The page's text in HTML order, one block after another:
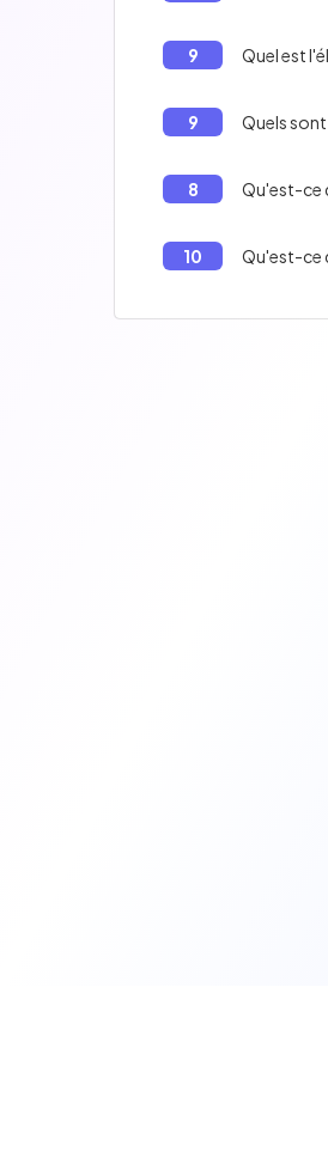
9 Quel est
9 Quels
8 Qu'est-ce
10 Qu'est-ce